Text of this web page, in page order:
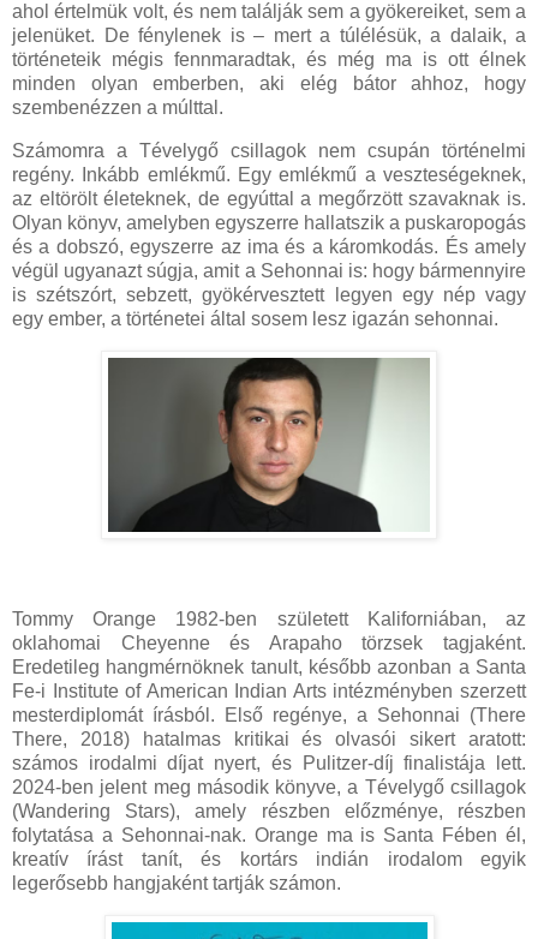
ahol értelmük volt, és nem találják sem a gyökereiket, sem a
jelenüket. De fénylenek is – mert a túlélésük, a dalaik, a
történeteik mégis fennmaradtak, és még ma is ott élnek
minden olyan emberben, aki elég bátor ahhoz, hogy
szembenézzen a múlttal.
Számomra a Tévelygő csillagok nem csupán történelmi
regény. Inkább emlékmű. Egy emlékmű a veszteségeknek,
az eltörölt életeknek, de egyúttal a megőrzött szavaknak is.
Olyan könyv, amelyben egyszerre hallatszik a puskaropogás
és a dobszó, egyszerre az ima és a káromkodás. És amely
végül ugyanazt súgja, amit a Sehonnai is: hogy bármennyire
is szétszórt, sebzett, gyökérvesztett legyen egy nép vagy
egy ember, a történetei által sosem lesz igazán sehonnai.
Tommy Orange 1982-ben született Kaliforniában, az
oklahomai Cheyenne és Arapaho törzsek tagjaként.
Eredetileg hangmérnöknek tanult, később azonban a Santa
Fe-i Institute of American Indian Arts intézményben szerzett
mesterdiplomát írásból. Első regénye, a Sehonnai (There
There, 2018) hatalmas kritikai és olvasói sikert aratott:
számos irodalmi díjat nyert, és Pulitzer-díj finalistája lett.
2024-ben jelent meg második könyve, a Tévelygő csillagok
(Wandering Stars), amely részben előzménye, részben
folytatása a Sehonnai-nak. Orange ma is Santa Fében él,
kreatív írást tanít, és kortárs indián irodalom egyik
legerősebb hangjaként tartják számon.